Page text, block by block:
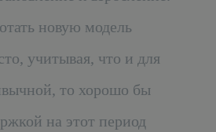
новую модель
учитывая, что и для
то хорошо бы
на этот период